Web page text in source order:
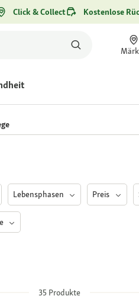
Click & Collect Kostenlose
Lebensphasen Preis
35Produkte